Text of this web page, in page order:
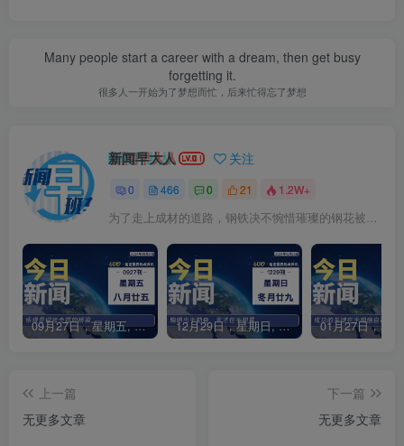
Many people start a career with a dream, then get busy
forgetting it.
很多人一开始为了梦想而忙，后来忙得忘了梦想
新闻早大人 关注
0 466 0 21 1.2W+
为了走上成材的道路，钢铁决不惋惜璀璨的钢花被遗弃
09月27日，星期五, 每天60秒读懂全世界！ 12月29日，星期日, 每天60秒读懂全世界！
上一篇
无更多文章
下一篇
无更多文章